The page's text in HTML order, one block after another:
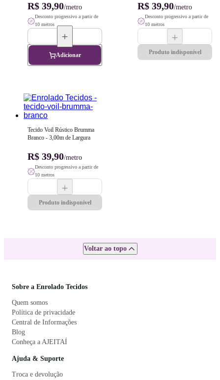
R$ 39,90/metro
Desconto progressivo a partir de
10 metros
Adicionar
R$ 39,90/metro
Desconto progressivo a partir de
10 metros
Produto indisponível
Tecido Voil Rústico Brumma
Branco - 3,00m de Largura
R$ 39,90/metro
Desconto progressivo a partir de
10 metros
Produto indisponível
Voltar ao topo
Sobre a Enrolado Tecidos
Quem somos
Política de privacidade
Central de Informações
Blog
Conheça a AJEITAÍ
Ajuda & Suporte
Troca e devolução